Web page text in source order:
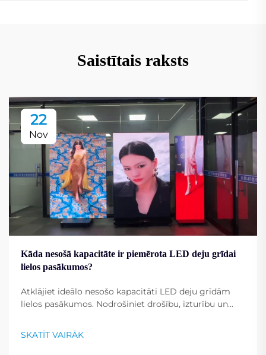
Saistītais raksts
22
Nov
Kāda nesošā kapacitāte ir piemērota LED deju grīdai
lielos pasākumos?
Atklājiet ideālo nesošo kapacitāti LED deju grīdām
lielos pasākumos. Nodrošiniet drošību, izturību un
ekspertu ieteikumus.
SKATĪT VAIRĀK